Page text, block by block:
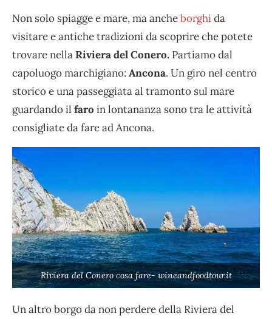
Non solo spiagge e mare, ma ancheborghida
visitare e antiche tradizioni da scoprire che potete
trovare nellaRiviera del Conero. Partiamo dal
capoluogo marchigiano: Ancona. Un giro nel centro
storico e una passeggiata al tramonto sul mare
guardando il faro in lontananza sono tra le attività
consigliate da fare ad Ancona.
Riviera del Conero cosa fare- wineandfoodtour.it
Un altro borgo da non perdere della Riviera del